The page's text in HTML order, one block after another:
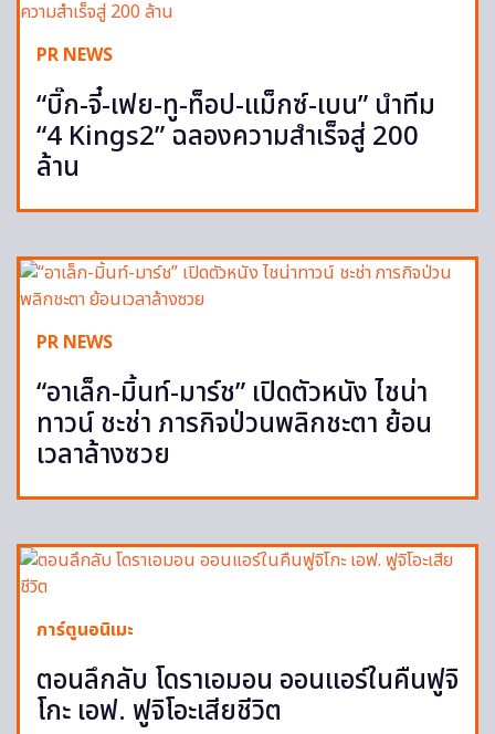
PR NEWS
“บิ๊ก-จี๋-เฟย-ทู-ท็อป-แม็กซ์-เบน” นำทีม
“4 Kings2” ฉลองความสำเร็จสู่ 200
ล้าน
PR NEWS
“อาเล็ก-มิ้นท์-มาร์ช” เปิดตัวหนัง ไชน่า
ทาวน์ ชะช่า ภารกิจป่วนพลิกชะตา ย้อน
เวลาล้างซวย
การ์ตูนอนิเมะ
ตอนลึกลับ โดราเอมอน ออนแอร์ในคืนฟูจิ
โกะ เอฟ. ฟูจิโอะเสียชีวิต